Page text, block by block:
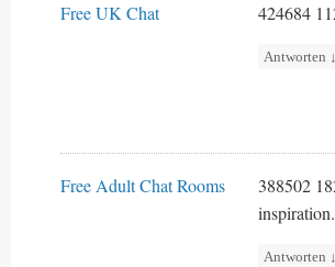
Free UK Chat 424684
Antworten ↓
Free Adult Chat Rooms
388502
Antworten ↓